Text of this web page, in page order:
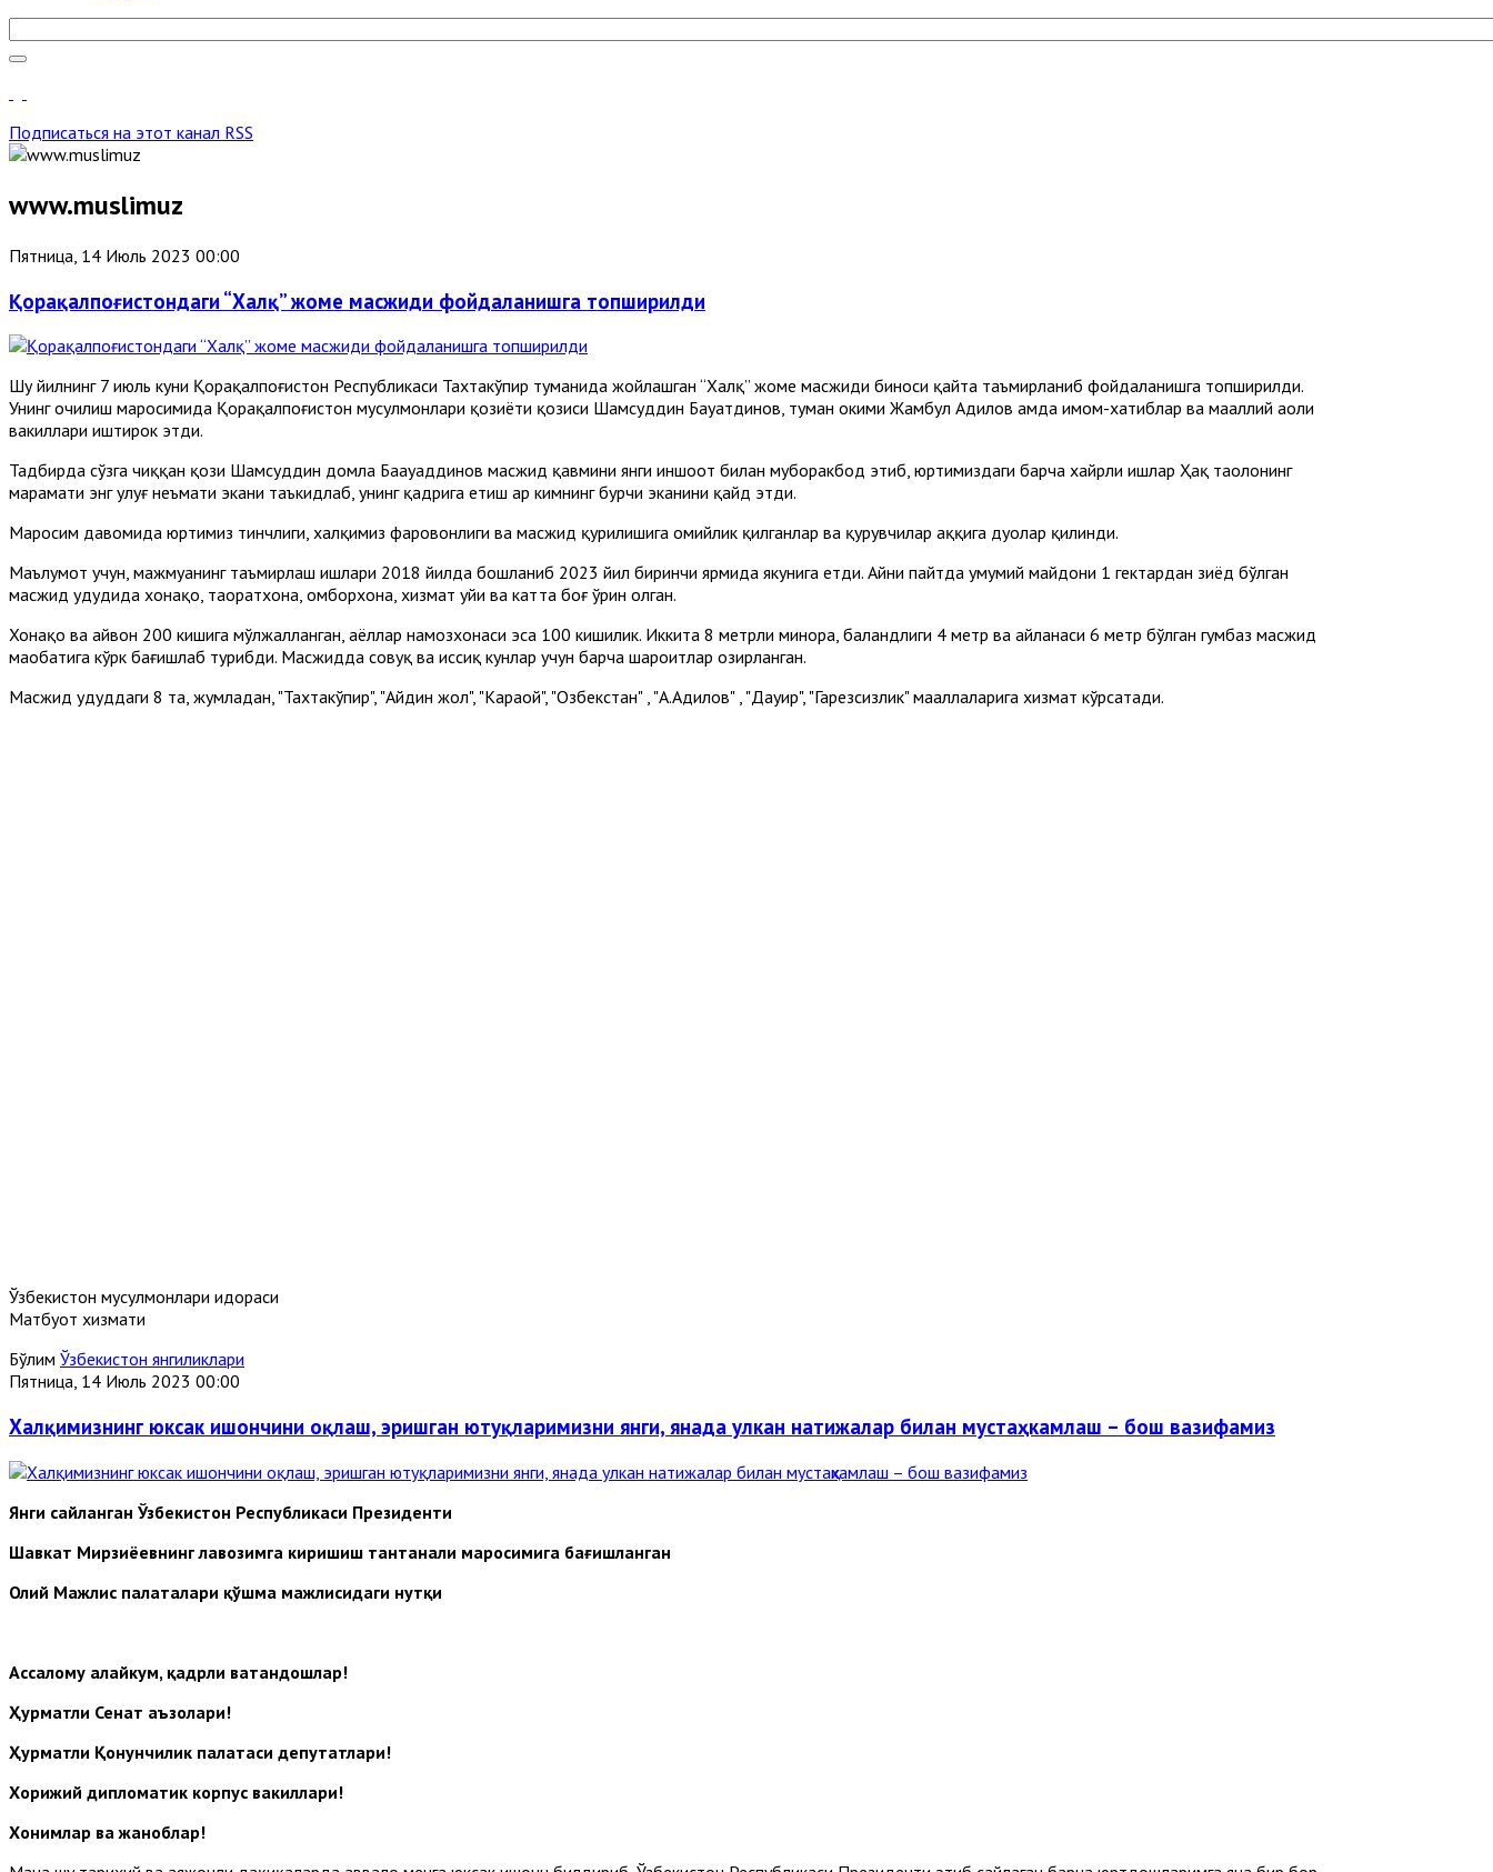
Подписаться на этот канал RSS
www.muslimuz
Пятница, 14 Июль 2023 00:00
Қорақалпоғистондаги “Халқ” жоме масжиди фойдаланишга топширилди
Шу йилнинг 7 июль куни Қорақалпоғистон Республикаси Тахтакўпир туманида жойлашган “Халқ” жоме масжиди биноси қайта таъмирланиб фойдаланишга топширилди.
Унинг очилиш маросимида Қорақалпоғистон мусулмонлари қозиёти қозиси Шамсуддин Бауатдинов, туман ҳокими Жамбул Адилов ҳамда имом-хатиблар ва маҳаллий аҳоли
вакиллари иштирок этди.
Тадбирда сўзга чиққан қози Шамсуддин домла Баҳауаддинов масжид қавмини янги иншоот билан муборакбод этиб, юртимиздаги барча хайрли ишлар Ҳақ таолонинг
марҳамати энг улуғ неъмати экани таъкидлаб, унинг қадрига етиш ҳар кимнинг бурчи эканини қайд этди.
Маросим давомида юртимиз тинчлиги, халқимиз фаровонлиги ва масжид қурилишига ҳомийлик қилганлар ва қурувчилар ҳаққига дуолар қилинди.
Маълумот учун, мажмуанинг таъмирлаш ишлари 2018 йилда бошланиб 2023 йил биринчи ярмида якунига етди. Айни пайтда умумий майдони 1 гектардан зиёд бўлган
масжид ҳудудида хонақоҳ, таҳоратхона, омборхона, хизмат уйи ва катта боғ ўрин олган.
Хонақоҳ ва айвон 200 кишига мўлжалланган, аёллар намозхонаси эса 100 кишилик. Иккита 8 метрли минора, баландлиги 4 метр ва айланаси 6 метр бўлган гумбаз масжид
маҳобатига кўрк бағишлаб турибди. Масжидда совуқ ва иссиқ кунлар учун барча шароитлар ҳозирланган.
Масжид ҳудуддаги 8 та, жумладан, "Тахтакўпир", "Айдин жол", "Караой", "Озбекстан" , "А.Адилов" , "Дауир", "Гарезсизлик" маҳаллаларига хизмат кўрсатади.
Ўзбекистон мусулмонлари идораси
Матбуот хизмати
Бўлим Ўзбекистон янгиликлари
Пятница, 14 Июль 2023 00:00
Халқимизнинг юксак ишончини оқлаш, эришган ютуқларимизни янги, янада улкан натижалар билан мустаҳкамлаш – бош вазифамиз
Янги сайланган Ўзбекистон Республикаси Президенти
Шавкат Мирзиёевнинг лавозимга киришиш тантанали маросимига бағишланган
Олий Мажлис палаталари қўшма мажлисидаги нутқи
Ассалому алайкум, қадрли ватандошлар!
Ҳурматли Сенат аъзолари!
Ҳурматли Қонунчилик палатаси депутатлари!
Хорижий дипломатик корпус вакиллари!
Хонимлар ва жаноблар!